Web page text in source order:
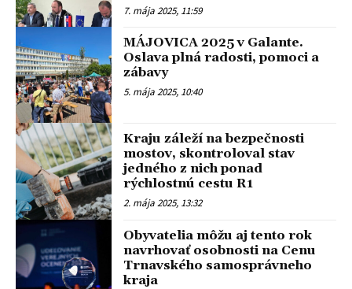
7. mája 2025, 11:59
MÁJOVICA 2025 v Galante.
Oslava plná radosti, pomoci a
zábavy
5. mája 2025, 10:40
Kraju záleží na bezpečnosti
mostov, skontroloval stav
jedného z nich ponad
rýchlostnú cestu R1
2. mája 2025, 13:32
Obyvatelia môžu aj tento rok
navrhovať osobnosti na Cenu
Trnavského samosprávneho
kraja